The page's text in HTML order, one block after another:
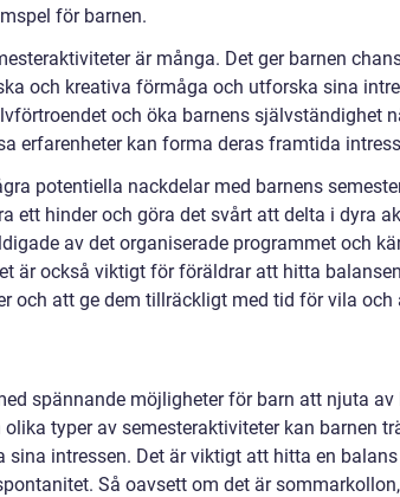
för barnen.
är många. Det ger barnen
och kreativa förmåga och utforska sina
och öka barnens självständighet
erfarenheter kan forma deras framtida
potentiella nackdelar med barnens
ett hinder och göra det svårt att delta i dyra
av det organiserade programmet och
är också viktigt för föräldrar att hitta
och att ge dem tillräckligt med tid för vila och
spännande möjligheter för barn att njuta
typer av semesteraktiviteter kan barnen
intressen. Det är viktigt att hitta en
Så oavsett om det är